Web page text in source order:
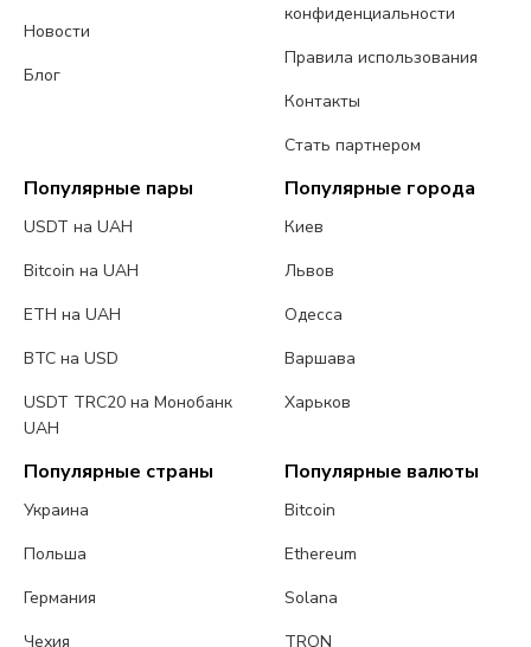
Новости
Блог
конфиденциальности
Правила использования
Контакты
Стать партнером
Популярные пары
USDT на UAH
Bitcoin на UAH
ETH на UAH
BTC на USD
USDT TRC20 на Монобанк
UAH
Популярные города
Киев
Львов
Одесса
Варшава
Харьков
Популярные страны
Украина
Польша
Германия
Чехия
Популярные валюты
Bitcoin
Ethereum
Solana
TRON